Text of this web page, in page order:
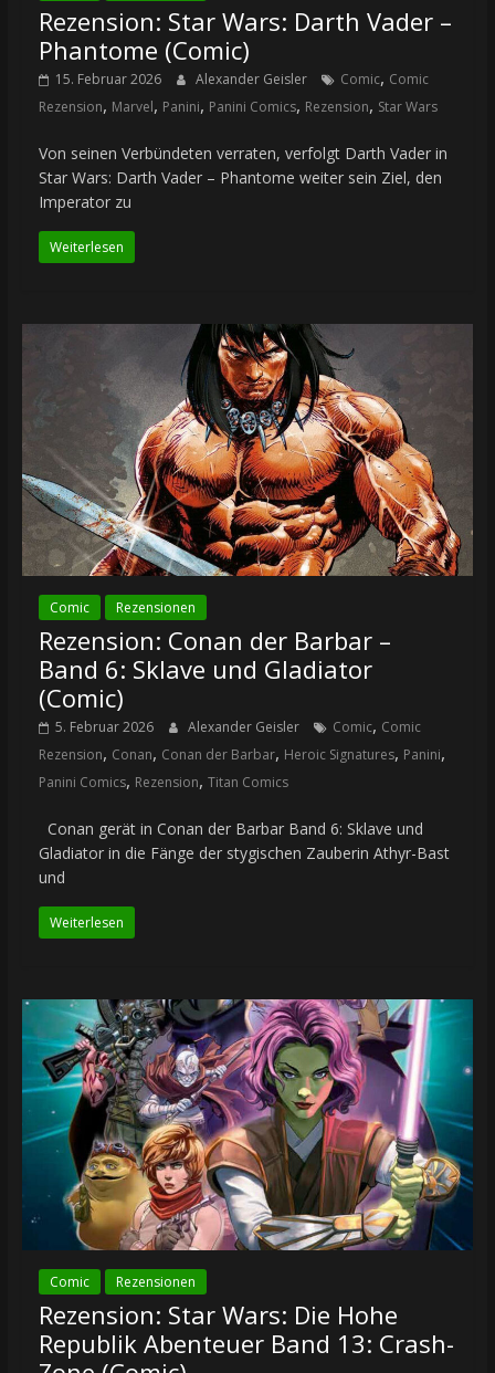
Rezension: Star Wars: Darth Vader –
Phantome (Comic)
15. Februar 2026 Alexander Geisler Comic, Comic
Rezension, Marvel, Panini, Panini Comics, Rezension, Star Wars
Von seinen Verbündeten verraten, verfolgt Darth Vader in
Star Wars: Darth Vader – Phantome weiter sein Ziel, den
Imperator zu
Weiterlesen
Comic Rezensionen
Rezension: Conan der Barbar –
Band 6: Sklave und Gladiator
(Comic)
5. Februar 2026 Alexander Geisler Comic, Comic
Rezension, Conan, Conan der Barbar, Heroic Signatures, Panini,
Panini Comics, Rezension, Titan Comics
Conan gerät in Conan der Barbar Band 6: Sklave und
Gladiator in die Fänge der stygischen Zauberin Athyr-Bast
und
Weiterlesen
Comic Rezensionen
Rezension: Star Wars: Die Hohe
Republik Abenteuer Band 13: Crash-